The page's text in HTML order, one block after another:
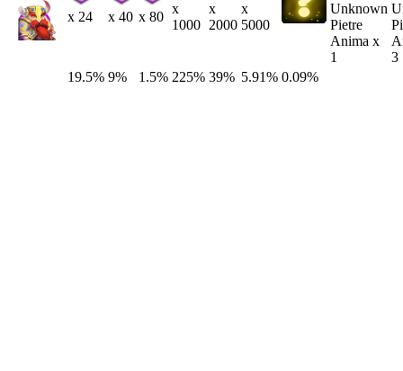
x 24 x 40 x 80
x
1000
x
2000
x
5000
Unknown
Pietre
Anima x
1
3
19.5% 9% 1.5% 225% 39% 5.91% 0.09%